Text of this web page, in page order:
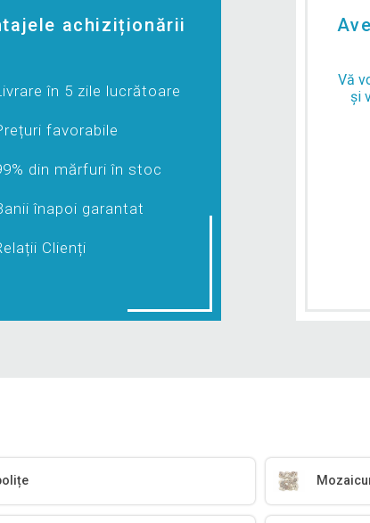
achiziționării
în 5 zile lucrătoare
favorabile
din mărfuri în stoc
înapoi garantat
Clienți
Vă
și